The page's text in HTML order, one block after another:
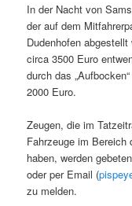
In der Nacht von
der auf dem
Dudenhofen
circa 3500 Euro
durch das
2000 Euro.
Zeugen, die im
Fahrzeuge im Bereich
haben, werden
oder per Email (
zu melden.